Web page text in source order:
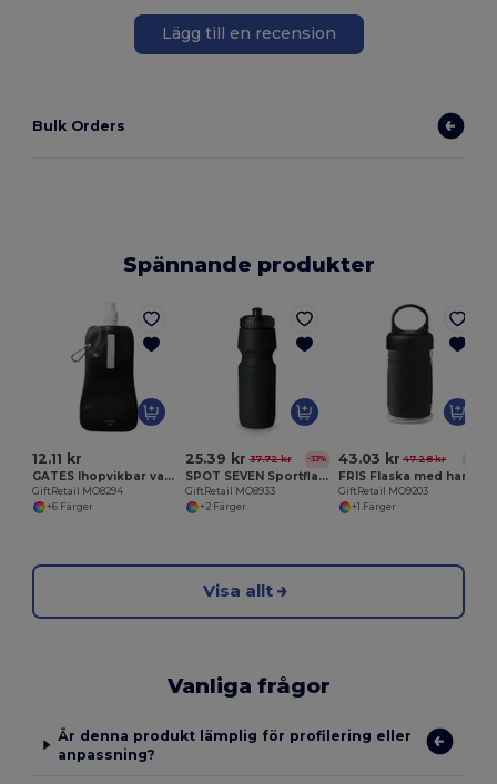
Lägg till en recension
Bulk Orders
Spännande produkter
12.11 kr
GATES Ihopvikbar vattenflaska
GiftRetail MO8294
+6 Färger
25.39 kr 37.72 kr -33%
SPOT SEVEN Sportflaska
GiftRetail MO8933
+2 Färger
43.03 kr 47.28 kr
GiftRetail MO9203
+1 Färger
Visa allt
Vanliga frågor
Är denna produkt lämplig för profilering eller
anpassning?